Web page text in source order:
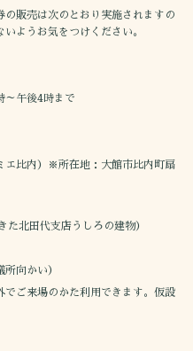
販売は次のとおり実施されますの
ようお気をつけください。
～午後4時まで
比内）※所在地：大館市比内町扇
北田代支店うしろの建物）
向かい）
ご来場のかた利用できます。仮設